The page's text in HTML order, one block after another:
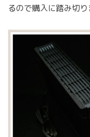
るので購入に踏み切り